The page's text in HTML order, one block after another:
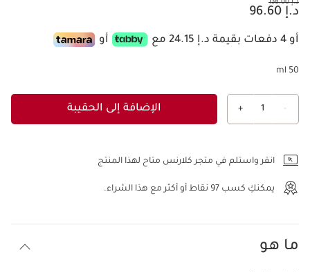
د.إ 138.00
السعر الحالي هو د.إ 96.60
د.إ 96.60
أو 4 دفعات بقيمة د.إ 24.15 مع أو
50 ml
-
1
+ الإضافة إلى الحقيبة
انقر واستلم في متجر كلارنس متاح لهذا المنتج
يمكنكِ كسب 97 نقاط أو أكثر مع هذا الشراء.
ما هو